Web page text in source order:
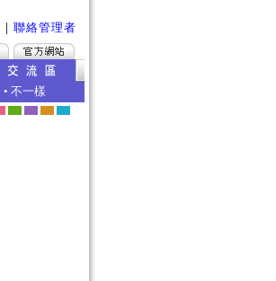
｜ 聯絡管理者
• 不一樣